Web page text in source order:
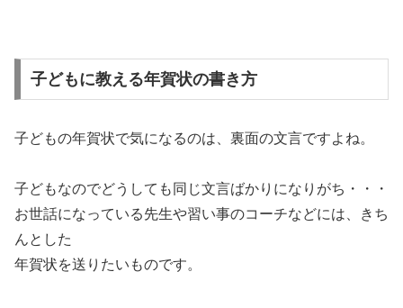
子どもに教える年賀状の書き方
子どもの年賀状で気になるのは、裏面の文言ですよね。
子どもなのでどうしても同じ文言ばかりになりがち・・・
お世話になっている先生や習い事のコーチなどには、きち
んとした
年賀状を送りたいものです。